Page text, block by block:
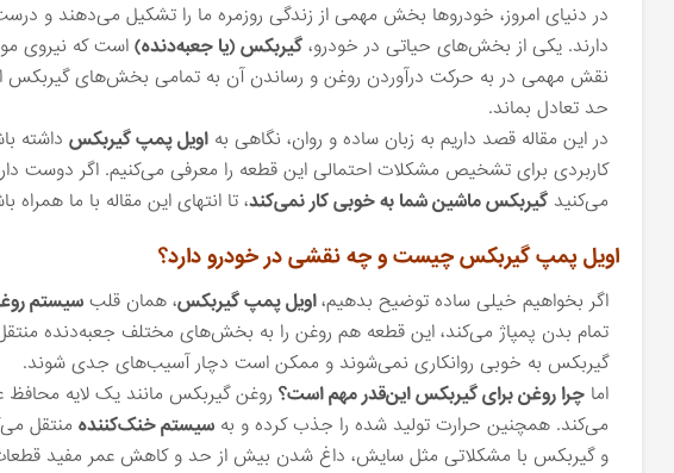
در دنیای امروز، خودروها بخش مهمی از زندگی روزمره ما را تشکیل می‌دهند و
دارند. یکی از بخش‌های حیاتی در خودرو،گیربکس (یا جعبه‌دنده) است که نیروی
نقش مهمی در به حرکت درآوردن روغن و رساندن آن به تمامی بخش‌های گیربکس
حد تعادل بماند.
در این مقاله قصد داریم به زبان ساده و روان، نگاهی بهاویل پمپ گیربکس داشته
کاربردی برای تشخیص مشکلات احتمالی این قطعه را معرفی می‌کنیم. اگر دوست
می‌کنیدگیربکس ماشین شما به خوبی کار نمی‌کند، تا انتهای این مقاله با ما همراه
اویل پمپ گیربکس چیست و چه نقشی در خودرو دارد؟
اگر بخواهیم خیلی ساده توضیح بدهیم،اویل پمپ گیربکس، همان قلبسیستم
تمام بدن پمپاژ می‌کند، این قطعه هم روغن را به بخش‌های مختلف جعبه‌دنده
گیربکس به خوبی روانکاری نمی‌شوند و ممکن است دچار آسیب‌های جدی شوند.
اماچرا روغن برای گیربکس این‌قدر مهم است؟ روغن گیربکس مانند یک لایه
می‌کند. همچنین حرارت تولید شده را جذب کرده و بهسیستم خنک‌کننده منتقل
و گیربکس با مشکلاتی مثل سایش، داغ شدن بیش از حد و کاهش عمر مفید